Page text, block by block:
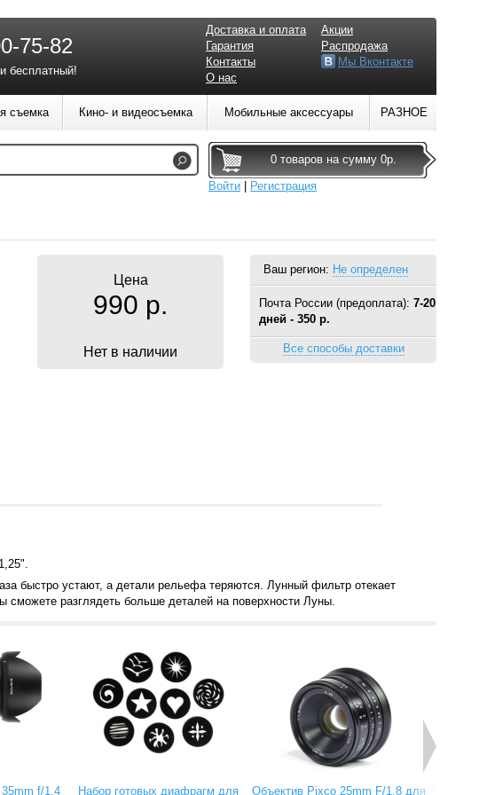
Ваш регион: Не определен
Почта России (предоплата): 7-20
дней - 350 р.
Все способы доставки
Цена
990 р.
Нет в наличии
быстро устают, а детали рельефа теряются. Лунный фильтр отекает
сможете разглядеть больше деталей на поверхности Луны.
f/1.4 Набор готовых диафрагм для Объектив Pixco 25mm F/1.8 для
75-82
бесплатный!
Доставка и оплата
Гарантия
Контакты
О нас
Акции
Распродажа
Мы Вконтакте
съемка Кино- и видеосъемка Мобильные аксессуары РАЗНОЕ
0 товаров на сумму 0р.
Войти
Регистрация